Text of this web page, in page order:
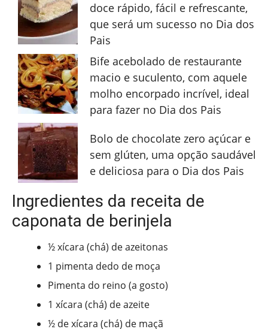
doce rápido, fácil e refrescante,
que será um sucesso no Dia dos
Pais
Bife acebolado de restaurante
macio e suculento, com aquele
molho encorpado incrível, ideal
para fazer no Dia dos Pais
Bolo de chocolate zero açúcar e
sem glúten, uma opção saudável
e deliciosa para o Dia dos Pais
Ingredientes da receita de
caponata de berinjela
½ xícara (chá) de azeitonas
1 pimenta dedo de moça
Pimenta do reino (a gosto)
1 xícara (chá) de azeite
½ de xícara (chá) de maçã